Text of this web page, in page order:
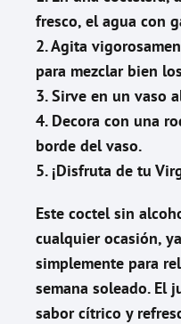
fresco, el agua con
2. Agita
para mezclar bien
3. Sirve en un vaso
4. Decora con una
borde del vaso.
5. ¡Disfruta de tu
Este coctel sin
cualquier ocasión,
simplemente para
semana soleado. El
sabor cítrico y